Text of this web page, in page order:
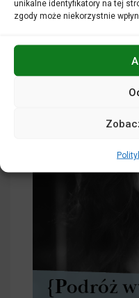
unikalne identyfikatory na tej
zgody może niekorzystnie